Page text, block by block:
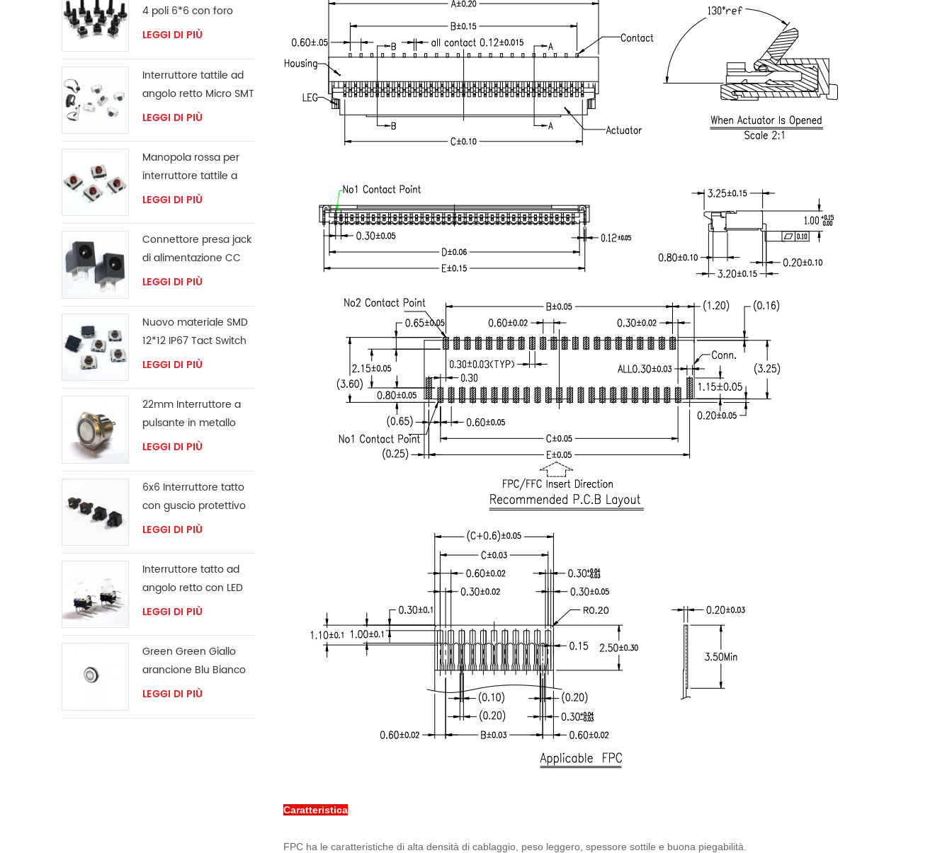
Caratteristica
FPC ha le caratteristiche di alta densità di cablaggio, peso leggero, spessore sottile e buona piegabilità.
4 poli 6*6 con foro
passante
LEGGI DI PIÙ
Interruttore tattile ad
angolo retto Micro SMT
LEGGI DI PIÙ
Manopola rossa per
interruttore tattile a
montaggio
LEGGI DI PIÙ
Connettore presa jack
di alimentazione CC
LEGGI DI PIÙ
Nuovo materiale SMD
12*12 IP67 Tact Switch
LEGGI DI PIÙ
22mm Interruttore a
pulsante in metallo
LEGGI DI PIÙ
6x6 Interruttore tatto
con guscio protettivo
LEGGI DI PIÙ
Interruttore tatto ad
angolo retto con LED
LEGGI DI PIÙ
Green Green Giallo
arancione Blu Bianco
LED Anello Switch
LEGGI DI PIÙ